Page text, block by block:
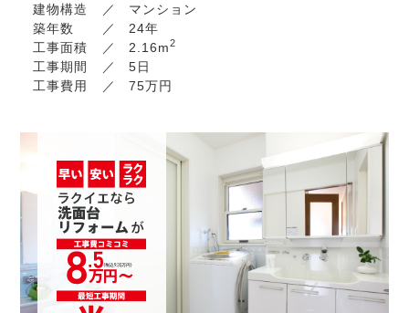
建物構造
マンション
築年数
24年
工事面積
2.16m2
工事期間
5日
工事費用
75万円